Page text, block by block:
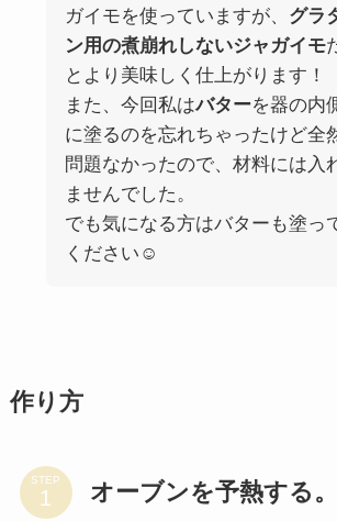
ガイモを使っていますが、 グラ
ン用の煮崩れしないジャガイモ
とより美味しく仕上がります！
また、今回私はバターを器の内
に塗るのを忘れちゃったけど全
問題なかったので、材料には入
ませんでした。
でも気になる方はバターも塗っ
ください☺︎
作り方
STEP オーブンを予熱する。